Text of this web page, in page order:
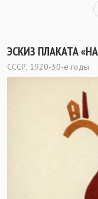
ЭСКИЗ ПЛАКАТА
СССР, 1920-30-е годы